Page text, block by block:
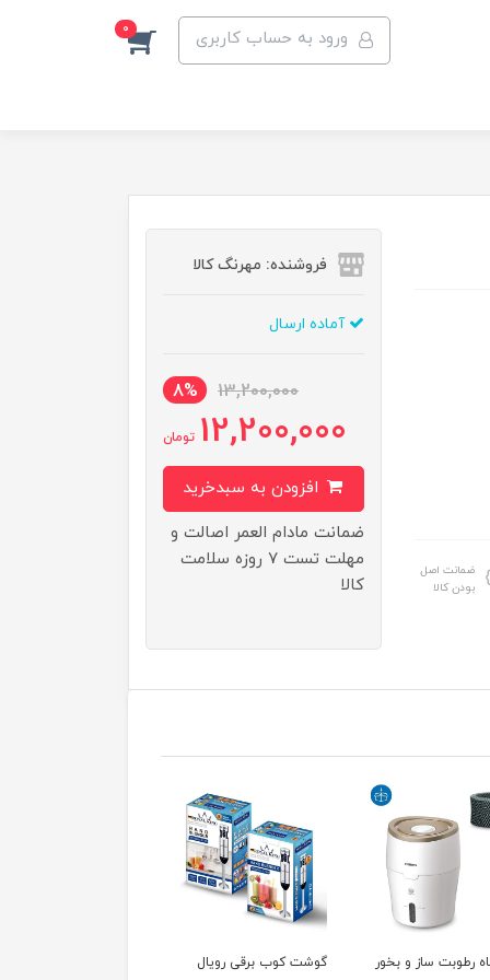
ورود به حساب کاربری 0
ضمانت اصل
بودن کالا
فروشنده: مهرنگ کالا
آماده ارسال
13,200,000
8%
12,200,000 تومان
ضمانت مادام العمر اصالت و
مهلت تست ۷ روزه سلامت
کالا
کوب برقی رویال
پنکه ایستاده جیپاس مدل